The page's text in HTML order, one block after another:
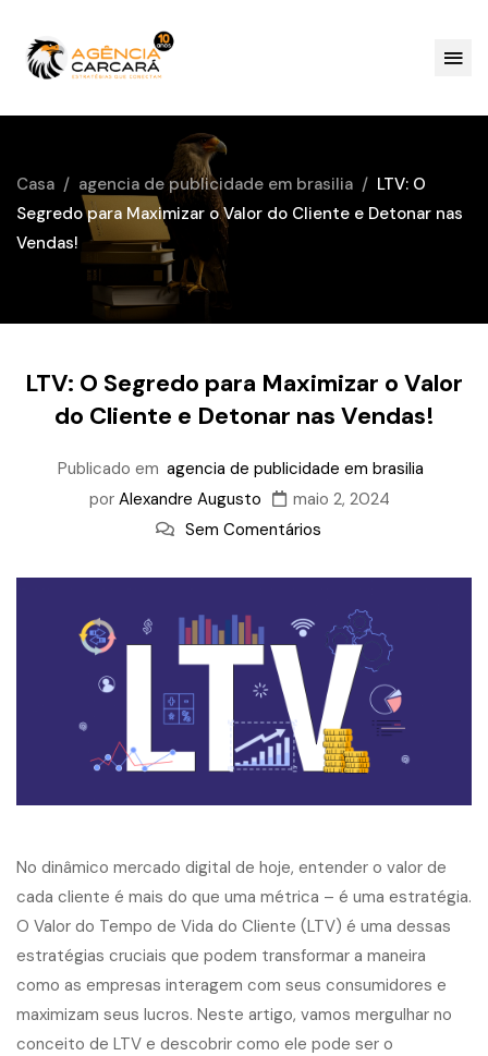
Casa agencia de publicidade em brasilia
LTV: O
Segredo para Maximizar o Valor do Cliente e Detonar nas
Vendas!
LTV: O Segredo para Maximizar o Valor
do Cliente e Detonar nas Vendas!
Publicado em agencia de publicidade em brasilia
por Alexandre Augusto
maio 2, 2024
Sem Comentários
No dinâmico mercado digital de hoje, entender o valor de
cada cliente é mais do que uma métrica – é uma estratégia.
O Valor do Tempo de Vida do Cliente (LTV) é uma dessas
estratégias cruciais que podem transformar a maneira
como as empresas interagem com seus consumidores e
maximizam seus lucros. Neste artigo, vamos mergulhar no
conceito de LTV e descobrir como ele pode ser o